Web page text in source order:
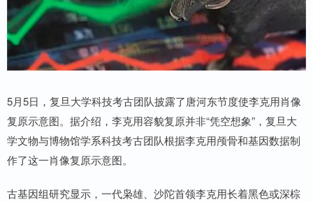
5月5日，复旦大学科技考古团队披露了唐河东节度使李克用肖像
复原示意图。据介绍，李克用容貌复原并非“凭空想象”，复旦大
学文物与博物馆学系科技考古团队根据李克用颅骨和基因数据制
作了这一肖像复原示意图。
古基因组研究显示，一代枭雄、沙陀首领李克用长着黑色或深棕